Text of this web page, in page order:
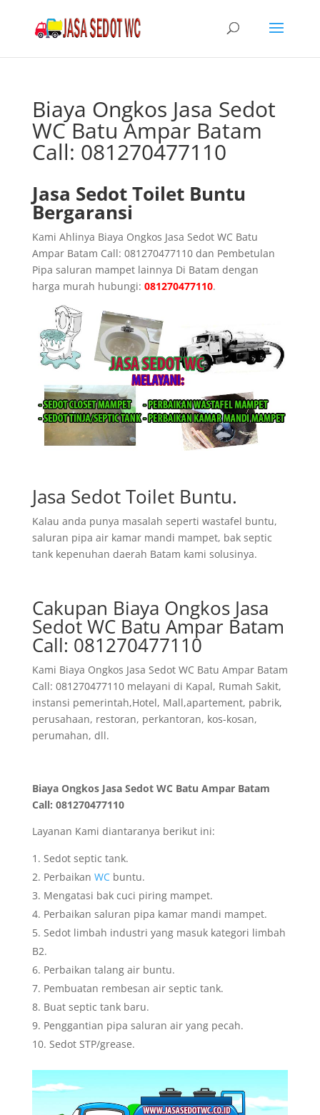
Biaya Ongkos Jasa Sedot
WC Batu Ampar Batam
Call: 081270477110
Jasa Sedot Toilet Buntu
Bergaransi
Kami Ahlinya Biaya Ongkos Jasa Sedot WC Batu
Ampar Batam Call: 081270477110 dan Pembetulan
Pipa saluran mampet lainnya Di Batam dengan
harga murah hubungi: 081270477110.
Jasa Sedot Toilet Buntu.
Kalau anda punya masalah seperti wastafel buntu,
saluran pipa air kamar mandi mampet, bak septic
tank kepenuhan daerah Batam kami solusinya.
Cakupan Biaya Ongkos Jasa
Sedot WC Batu Ampar Batam
Call: 081270477110
Kami Biaya Ongkos Jasa Sedot WC Batu Ampar Batam
Call: 081270477110 melayani di Kapal, Rumah Sakit,
instansi pemerintah,Hotel, Mall,apartement, pabrik,
perusahaan, restoran, perkantoran, kos-kosan,
perumahan, dll.
Biaya Ongkos Jasa Sedot WC Batu Ampar Batam
Call: 081270477110
Layanan Kami diantaranya berikut ini:
Sedot septic tank.
Perbaikan WCbuntu.
Mengatasi bak cuci piring mampet.
Perbaikan saluran pipa kamar mandi mampet.
Sedot limbah industri yang masuk kategori limbah
B2.
Perbaikan talang air buntu.
Pembuatan rembesan air septic tank.
Buat septic tank baru.
Penggantian pipa saluran air yang pecah.
Sedot STP/grease.